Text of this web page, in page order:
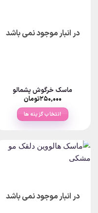
در انبار موجود نمی باشد
ماسک خرگوش پشمالو
۲۵۰,۰۰۰تومان
انتخاب گزینه ها
دارای
گزینه
در انبار موجود نمی باشد